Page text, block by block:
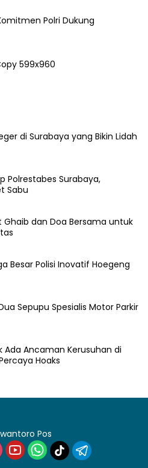
Polri Dukung
di Surabaya yang Bikin Lidah
Polrestabes Surabaya,
Sabu
Ghaib dan Doa Bersama untuk
Besar Polisi Inovatif Hoegeng
Sepupu Spesialis Motor Parkir
Ada Ancaman Kerusuhan di
Hoaks